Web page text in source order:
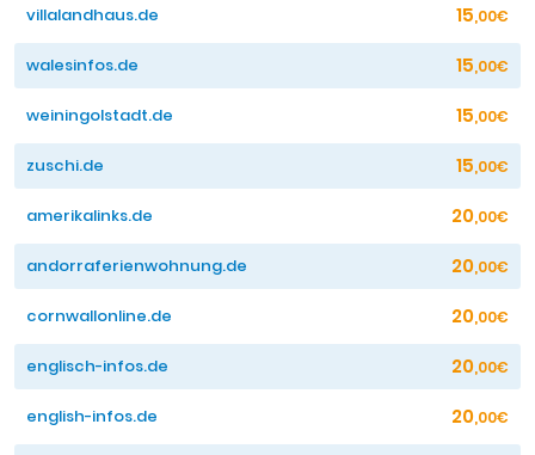
villalandhaus.de 15,00€
walesinfos.de 15,00€
weiningolstadt.de 15,00€
zuschi.de 15,00€
amerikalinks.de 20,00€
andorraferienwohnung.de 20,00€
cornwallonline.de 20,00€
englisch-infos.de 20,00€
english-infos.de 20,00€